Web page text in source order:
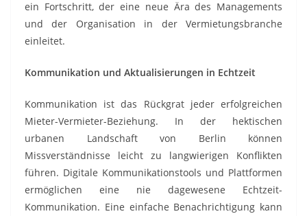
ein Fortschritt, der eine neue Ära des Managements
und der Organisation in der Vermietungsbranche
einleitet.
Kommunikation und Aktualisierungen in Echtzeit
Kommunikation ist das Rückgrat jeder erfolgreichen
Mieter-Vermieter-Beziehung. In der hektischen
urbanen Landschaft von Berlin können
Missverständnisse leicht zu langwierigen Konflikten
führen. Digitale Kommunikationstools und Plattformen
ermöglichen eine nie dagewesene Echtzeit-
Kommunikation. Eine einfache Benachrichtigung kann